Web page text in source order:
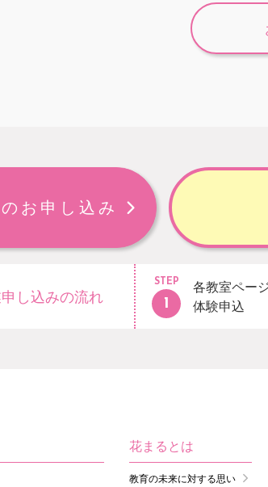
お申し込み
し込みの流れ
STEP
各教室ペー
体験申込
花まるとは
教育の未来に対する思い